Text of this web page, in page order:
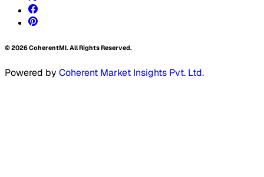
©2026CoherentMI. All Rights Reserved.
Powered by Coherent Market Insights Pvt. Ltd.